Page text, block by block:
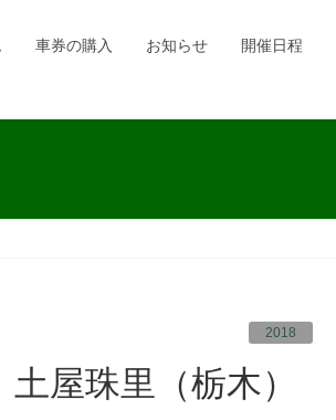
車券の購入 お知らせ 開催日程
2018